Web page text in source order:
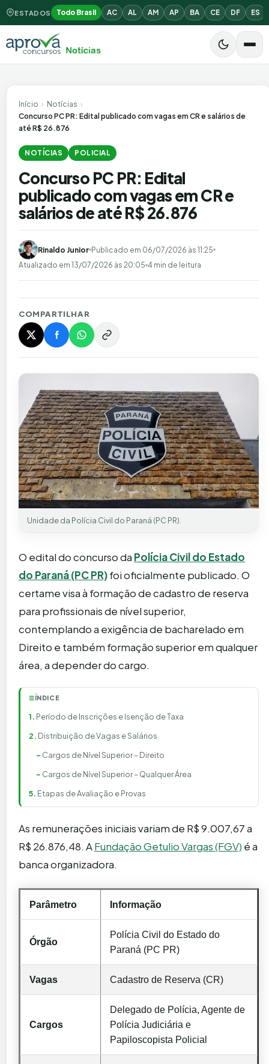
ESTADOS Todo Brasil AC AL AM AP BA CE DF ES
Início › Notícias ›
Concurso PC PR: Edital publicado com vagas em CR e salários de
até R$ 26.876
NOTÍCIAS POLICIAL
Concurso PC PR: Edital
publicado com vagas em CR e
salários de até R$ 26.876
Rinaldo Junior Publicado em 06/07/2026 às 11:25
Atualizado em 13/07/2026 às 20:05 4 min de leitura
COMPARTILHAR
Unidade da Polícia Civil do Paraná (PC PR).
O edital do concurso da Polícia Civil do Estado
do Paraná (PC PR)foi oficialmente publicado. O
certame visa à formação de cadastro de reserva
para profissionais de nível superior,
contemplando a exigência de bacharelado em
Direito e também formação superior em qualquer
área, a depender do cargo.
☰ÍNDICE
Período de Inscrições e Isenção de Taxa
Distribuição de Vagas e Salários
Cargos de Nível Superior – Direito
Cargos de Nível Superior – Qualquer Área
Etapas de Avaliação e Provas
As remunerações iniciais variam de R$ 9.007,67 a
R$ 26.876,48. AFundação Getulio Vargas (FGV) é a
banca organizadora.
Parâmetro Informação
Órgão
Polícia Civil do Estado do
Paraná (PC PR)
Vagas Cadastro de Reserva (CR)
Cargos
Delegado de Polícia, Agente de
Polícia Judiciária e
Papiloscopista Policial